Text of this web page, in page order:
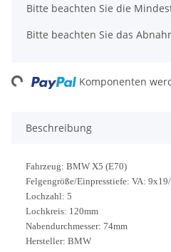
x
Bitte beachten Sie die
Bitte beachten Sie das
Komponenten
Beschreibung
Fahrzeug: BMW X5 (E70)
Felgengröße/Einpresstiefe: VA:
Lochzahl: 5
Lochkreis: 120mm
Nabendurchmesser: 74mm
Hersteller: BMW